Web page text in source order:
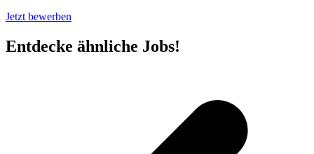
Jetzt bewerben
Entdecke ähnliche Jobs!